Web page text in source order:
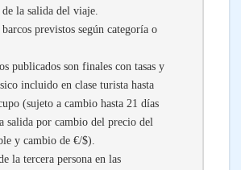
la salida del viaje.
previstos según categoría o
publicados son finales con tasas y
incluido en clase turista hasta
(sujeto a cambio hasta 21 días
salida por cambio del precio del
y cambio de €/$).
la tercera persona en las